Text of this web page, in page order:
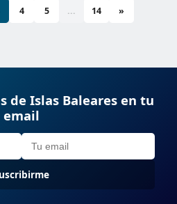
4 5 ... 14 »
de Islas Baleares en tu
email